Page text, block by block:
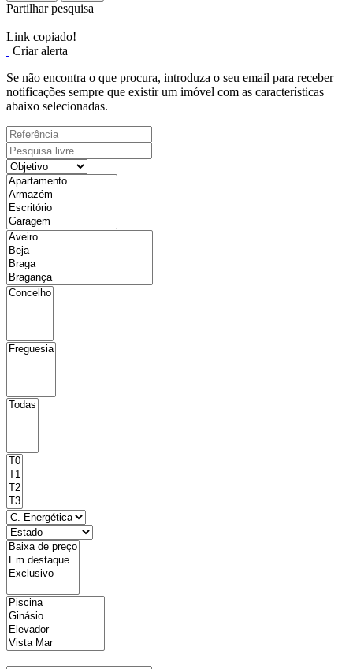
Partilhar pesquisa
Link copiado!
Criar alerta
Se não encontra o que procura, introduza o seu email para receber
notificações sempre que existir um imóvel com as características
abaixo selecionadas.